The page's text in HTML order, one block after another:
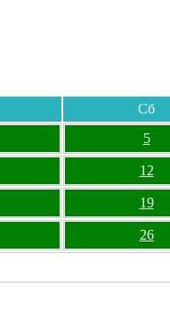
Сб
5
12
19
26